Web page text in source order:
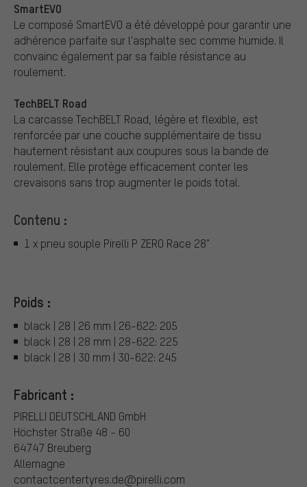
SmartEVO
Le composé SmartEVO a été développé pour garantir une
adhérence parfaite sur l'asphalte sec comme humide. Il
convainc également par sa faible résistance au
roulement.
TechBELT Road
La carcasse TechBELT Road, légère et flexible, est
renforcée par une couche supplémentaire de tissu
hautement résistant aux coupures sous la bande de
roulement. Elle protège efficacement conter les
crevaisons sans trop augmenter le poids total.
Contenu :
1 x pneu souple Pirelli P ZERO Race 28"
Poids :
black | 28 | 26 mm | 26-622: 205
black | 28 | 28 mm | 28-622: 225
black | 28 | 30 mm | 30-622: 245
Fabricant :
PIRELLI DEUTSCHLAND GmbH
Höchster Straße 48 - 60
64747 Breuberg
Allemagne
contactcentertyres.de@pirelli.com